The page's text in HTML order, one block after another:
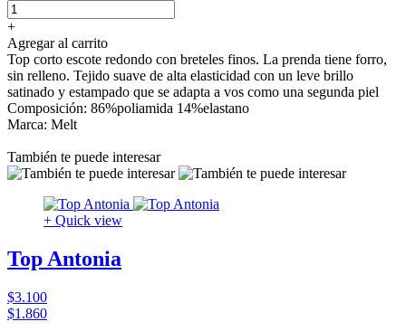
+
Agregar al carrito
Top corto escote redondo con breteles finos. La prenda tiene forro,
sin relleno. Tejido suave de alta elasticidad con un leve brillo
satinado y estampado que se adapta a vos como una segunda piel
Composición: 86%poliamida 14%elastano
Marca: Melt
También te puede interesar
+ Quick view
Top Antonia
$3.100
$1.860